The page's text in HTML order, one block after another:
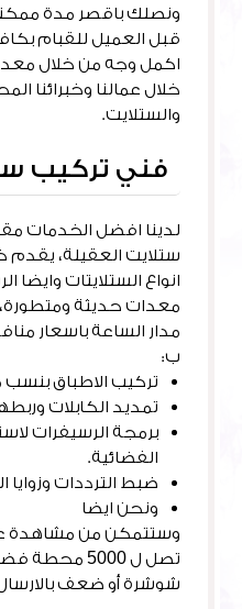
ونصلك باقصر مدة
قبل العميل للقبام
اكمل وجه من خلال
خلال عمالنا وخبرائنا
والستلايت.
فني تركيب
لدينا افضل الخدمات
ستلايت العقيلة،
انواع الستلايتات وايضا
معدات حديثة
مدار الساعة باسعار
ب:
تركيب الاطباق بنسب
تمديد الكابلات
برمجة الرسيفرات
الفضائية.
ضبط الترددات
ونحن ايضا
وستتمكن من مشاهدة
تصل ل 5000
شوشرة أو ضعف